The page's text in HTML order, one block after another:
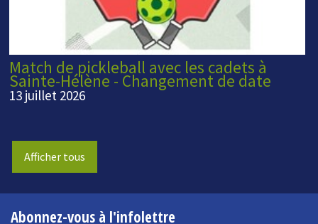
Match de pickleball avec les cadets à
Sainte-Hélène - Changement de date
13 juillet 2026
Afficher tous
Abonnez-vous à l'infolettre